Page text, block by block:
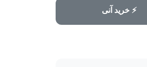
⚡ خرید آنی